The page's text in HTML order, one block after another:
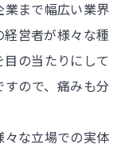
業まで幅広い業界
営者が様々な種
の当たりにして
すので、痛みも分
々な立場での実体